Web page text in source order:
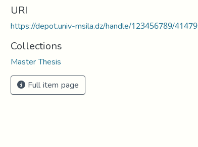
URI
https://depot.univ-msila.dz/handle/123456789/41479
Collections
Master Thesis
Full item page